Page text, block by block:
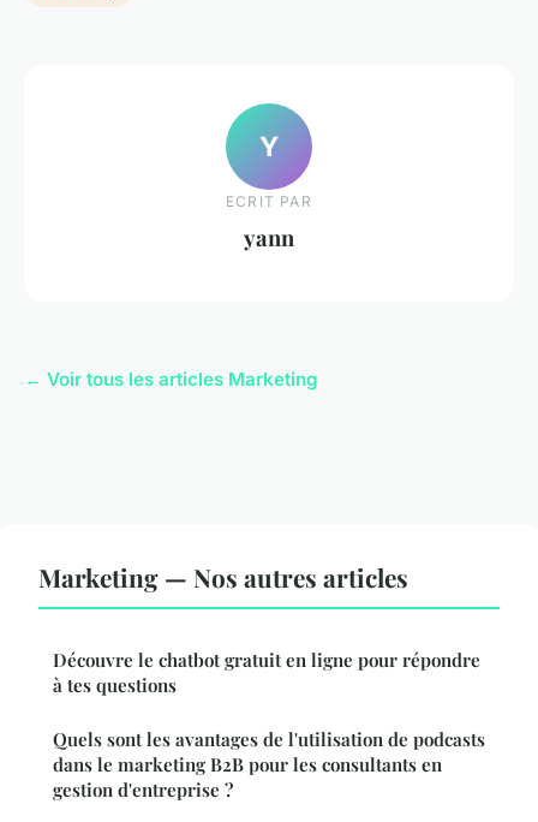
Y
ECRIT PAR
yann
← Voir tous les articles Marketing
Marketing — Nos autres articles
Découvre le chatbot gratuit en ligne pour répondre
à tes questions
Quels sont les avantages de l'utilisation de podcasts
dans le marketing B2B pour les consultants en
gestion d'entreprise ?